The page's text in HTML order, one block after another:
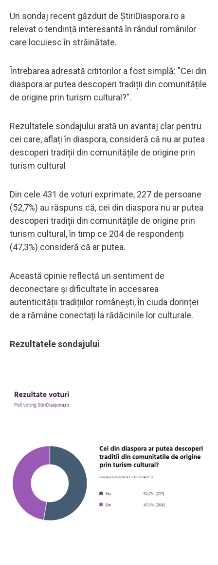
Un sondaj recent găzduit de ȘtiriDiaspora.ro a
relevat o tendință interesantă în rândul românilor
care locuiesc în străinătate.
Întrebarea adresată cititorilor a fost simplă: "Cei din
diaspora ar putea descoperi tradiții din comunitățile
de origine prin turism cultural?".
Rezultatele sondajului arată un avantaj clar pentru
cei care, aflați în diaspora, consideră că nu ar putea
descoperi tradiții din comunitățile de origine prin
turism cultural
Din cele 431 de voturi exprimate, 227 de persoane
(52,7%) au răspuns că, cei din diaspora nu ar putea
descoperi tradiții din comunitățile de origine prin
turism cultural, în timp ce 204 de respondenți
(47,3%) consideră că ar putea.
Această opinie reflectă un sentiment de
deconectare și dificultate în accesarea
autenticității tradițiilor românești, în ciuda dorinței
de a rămâne conectați la rădăcinile lor culturale.
Rezultatele sondajului